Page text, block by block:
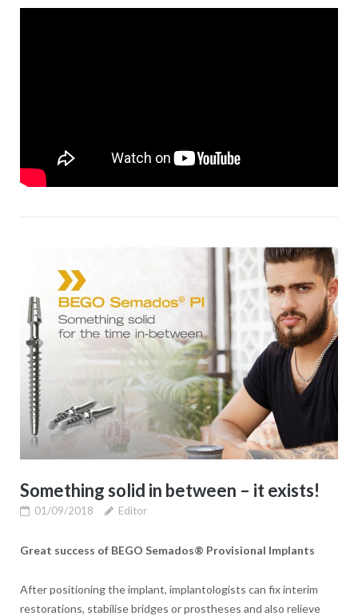
Something solid in between – it exists!
01/09/2018 Editor
Great success of BEGO Semados® Provisional Implants
After positioning the implant, implantologists can fix interim
restorations, stabilise bridges or prostheses and also relieve